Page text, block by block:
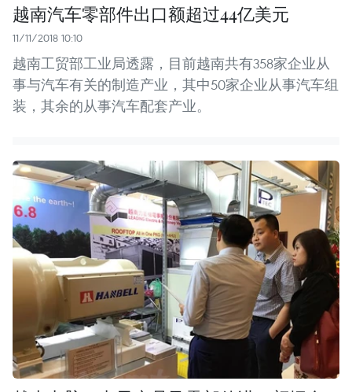
越南汽车零部件出口额超过44亿美元
11/11/2018 10:10
越南工贸部工业局透露，目前越南共有358家企业从
事与汽车有关的制造产业，其中50家企业从事汽车组
装，其余的从事汽车配套产业。